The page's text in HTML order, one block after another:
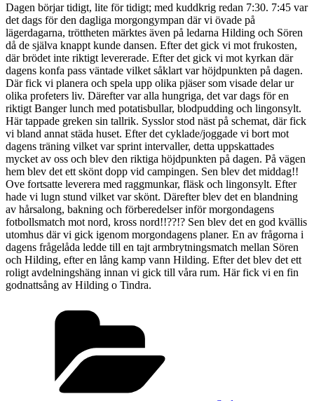
Dagen börjar tidigt, lite för tidigt; med kuddkrig redan 7:30. 7:45 var
det dags för den dagliga morgongympan där vi övade på
lägerdagarna, tröttheten märktes även på ledarna Hilding och Sören
då de själva knappt kunde dansen. Efter det gick vi mot frukosten,
där brödet inte riktigt levererade. Efter det gick vi mot kyrkan där
dagens konfa pass väntade vilket såklart var höjdpunkten på dagen.
Där fick vi planera och spela upp olika pjäser som visade delar ur
olika profeters liv. Därefter var alla hungriga, det var dags för en
riktigt Banger lunch med potatisbullar, blodpudding och lingonsylt.
Här tappade greken sin tallrik. Sysslor stod näst på schemat, där fick
vi bland annat städa huset. Efter det cyklade/joggade vi bort mot
dagens träning vilket var sprint intervaller, detta uppskattades
mycket av oss och blev den riktiga höjdpunkten på dagen. På vägen
hem blev det ett skönt dopp vid campingen. Sen blev det middag!!
Ove fortsatte leverera med raggmunkar, fläsk och lingonsylt. Efter
hade vi lugn stund vilket var skönt. Därefter blev det en blandning
av hårsalong, bakning och förberedelser inför morgondagens
fotbollsmatch mot nord, kross nord!!??!? Sen blev det en god kvällis
utomhus där vi gick igenom morgondagens planer. En av frågorna i
dagens frågelåda ledde till en tajt armbrytningsmatch mellan Sören
och Hilding, efter en lång kamp vann Hilding. Efter det blev det ett
roligt avdelningshäng innan vi gick till våra rum. Här fick vi en fin
godnattsång av Hilding o Tindra.